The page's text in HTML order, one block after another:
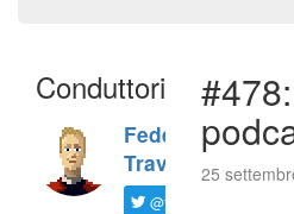
Conduttori
Federico
Travaini
@ftrava
25